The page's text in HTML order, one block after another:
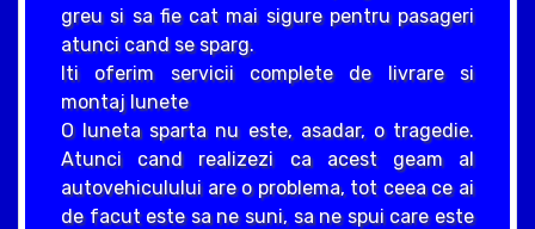
greu si sa fie cat mai sigure pentru pasageri
atunci cand se sparg.
Iti oferim servicii complete de livrare si
montaj lunete
O luneta sparta nu este, asadar, o tragedie.
Atunci cand realizezi ca acest geam al
autovehiculului are o problema, tot ceea ce ai
de facut este sa ne suni, sa ne spui care este